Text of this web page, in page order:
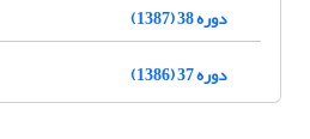
دوره 38 (1387)
دوره 37 (1386)